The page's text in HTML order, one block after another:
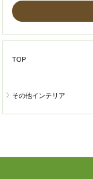
TOP
その他インテリア